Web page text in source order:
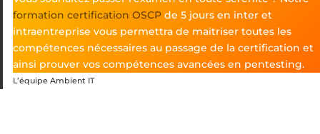
formation certification OSCPde 5 jours en inter et
intraentreprise vous permettra de maitriser toutes les
compétences nécessaires au passage de la certification et
ainsi prouver vos compétences avancées en pentesting.
L’équipe Ambient IT